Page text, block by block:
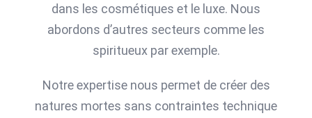
dans les cosmétiques et le luxe. Nous
abordons d’autres secteurs comme les
spiritueux par exemple.
Notre expertise nous permet de créer des
natures mortes sans contraintes technique